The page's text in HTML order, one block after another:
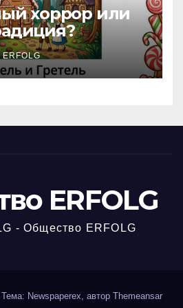
хоррор или
секреты
викторины!
ERFOLG
ERFOLG
- Общество ERFOLG
Тема: Newspaperex, автор Themeansar